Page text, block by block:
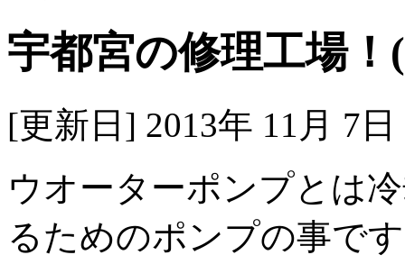
宇都宮の修理工場
[更新日] 2013年 11月 7
ウオーターポンプとは
るためのポンプの事で